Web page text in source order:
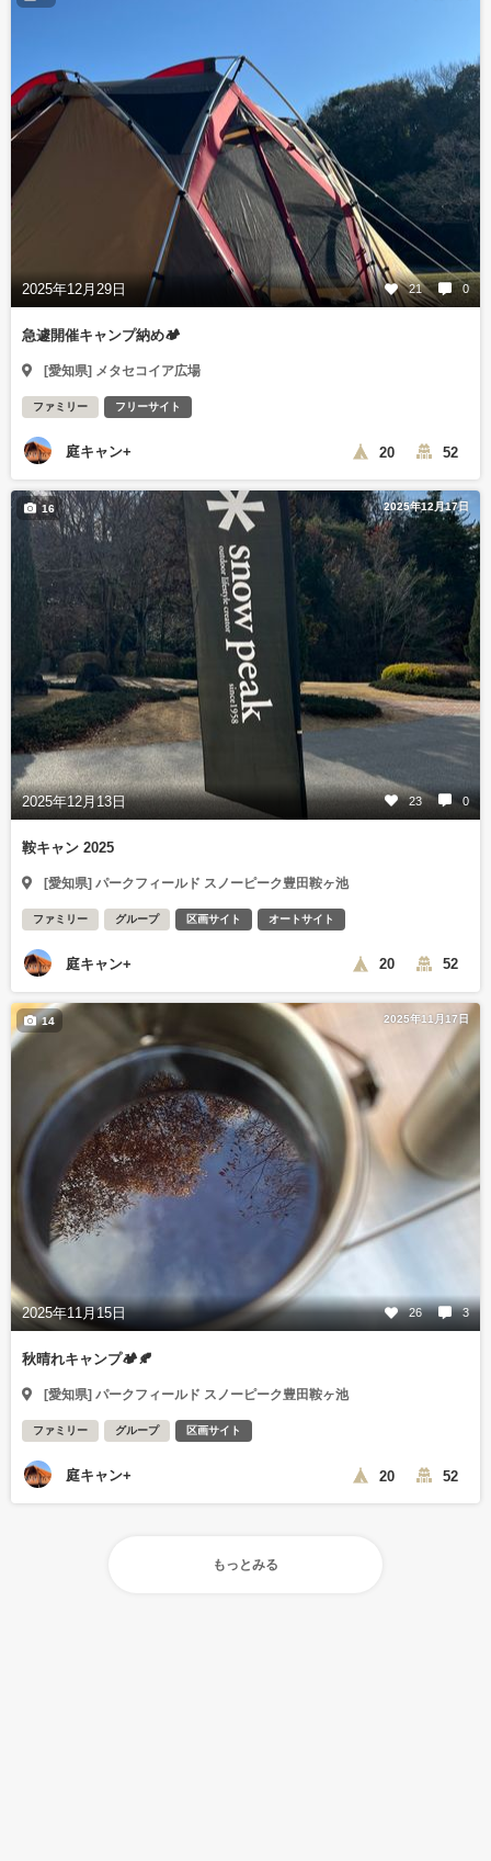
2025年12月29日 21 0
急遽開催キャンプ納め🏕️
[愛知県] メタセコイア広場
ファミリー フリーサイト
庭キャン+ 20 52
2025年12月17日
2025年12月13日 23 0
16
鞍キャン 2025
[愛知県] パークフィールド スノーピーク豊田鞍ヶ池
ファミリー グループ 区画サイト オートサイト
庭キャン+ 20 52
2025年11月17日
2025年11月15日 26 3
14
秋晴れキャンプ🏕️🍂
[愛知県] パークフィールド スノーピーク豊田鞍ヶ池
ファミリー グループ 区画サイト
庭キャン+ 20 52
もっとみる